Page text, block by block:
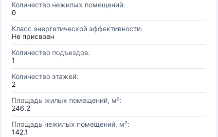
Количество нежилых помещений:
0
Класс энергетической эффективности:
Не присвоен
Количество подъездов:
1
Количество этажей:
2
Площадь жилых помещений, м²:
246.2
Площадь нежилых помещений, м²:
142.1